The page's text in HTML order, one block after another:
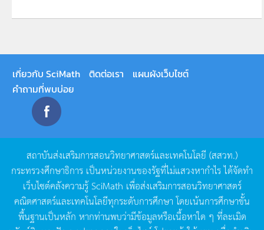
เกี่ยวกับ SciMath ติดต่อเรา
แผนผังเว็บไซต์
คำถามที่พบบ่อย
สถาบันส่งเสริมการสอนวิทยาศาสตร์และเทคโนโลยี (สสวท.)
กระทรวงศึกษาธิการ เป็นหน่วยงานของรัฐที่ไม่แสวงหากำไรได้จัดทำ
เว็บไซต์คลังความรู้SciMath เพื่อส่งเสริมการสอนวิทยาศาสตร์
คณิตศาสตร์และเทคโนโลยีทุกระดับการศึกษา โดยเน้นการศึกษาขั้น
พื้นฐานเป็นหลัก หากท่านพบว่ามีข้อมูลหรือเนื้อหาใด ๆ ที่ละเมิด